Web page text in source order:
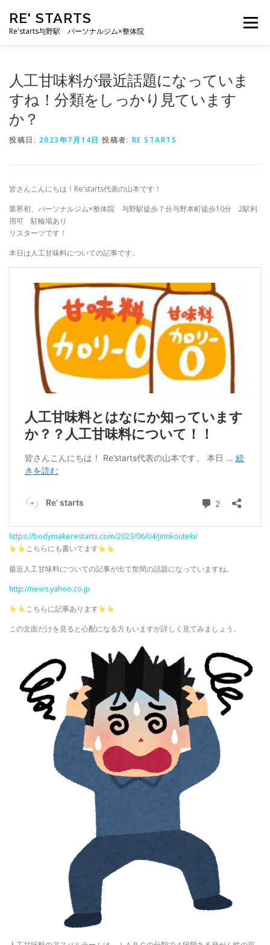
RE' STARTS
Re'starts与野駅 パーソナルジム×整体院
メニュー
ブログ
人工甘味料が最近話題になっていま
すね！分類をしっかり見ています
か？
投稿日: 2023年7月14日 投稿者: RE STARTS
皆さんこんにちは！Re’starts代表の山本です！
業界初、パーソナルジム×整体院 与野駅徒歩７分与野本町徒歩10分 2駅利
用可 駐輪場あり
リスターツです！
本日は人工甘味料についての記事です。
https://bodymakerestarts.com/2023/06/04/jinnkouteki/
こちらにも書いてます
最近人工甘味料についての記事が出て世間の話題になっていますね。
http://news.yahoo.co.jp
こちらに記事あります
この文面だけを見ると心配になる方もいますが詳しく見てみましょう。